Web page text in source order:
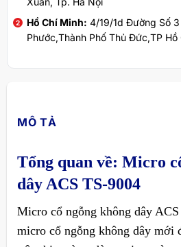
Hồ Chí Minh: 4/19/1d Đường Số
Phước,Thành Phố Thủ Đức,TP Hồ
MÔ TẢ
Tổng quan về: Micro
dây ACS TS-9004
Micro cổ ngỗng không dây
micro cổ ngỗng không dây mới